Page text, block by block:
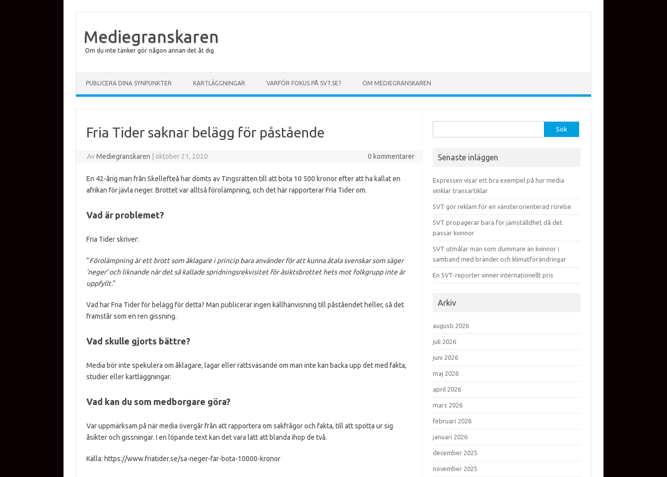
Mediegranskaren
Om du inte tänker gör någon annan det åt dig
PUBLICERA DINA SYNPUNKTER KARTLÄGGNINGAR VARFÖR FOKUS PÅ SVT.SE? OM MEDIEGRANSKAREN
Fria Tider saknar belägg för påstående
AvMediegranskaren oktober 21, 2020 0 kommentarer
En 42-årig man från Skellefteå har dömts av Tingsrätten till att böta 10 500 kronor efter att ha kallat en
afrikan för jävla neger. Brottet var alltså förolämpning, och det här rapporterar Fria Tider om.
Vad är problemet?
Fria Tider skriver:
”Förolämpning är ett brott som åklagare i princip bara använder för att kunna åtala svenskar som säger
’neger’ och liknande när det så kallade spridningsrekvisitet för åsiktsbrottet hets mot folkgrupp inte är
uppfyllt.”
Vad har Fria Tider för belägg för detta? Man publicerar ingen källhänvisning till påståendet heller, så det
framstår som en ren gissning.
Vad skulle gjorts bättre?
Media bör inte spekulera om åklagare, lagar eller rättsväsande om man inte kan backa upp det med fakta,
studier eller kartläggningar.
Vad kan du som medborgare göra?
Var uppmärksam på när media övergår från att rapportera om sakfrågor och fakta, till att spotta ur sig
åsikter och gissningar. I en löpande text kan det vara lätt att blanda ihop de två.
Källa: https://www.friatider.se/sa-neger-far-bota-10000-kronor
Senaste inläggen
Expressen visar ett bra exempel på hur media
vinklar transartiklar
SVT gör reklam för en vänsterorienterad rörelse
SVT propagerar bara för jämställdhet då det
passar kvinnor
SVT utmålar män som dummare än kvinnor i
samband med bränder och klimatförändringar
En SVT-reporter vinner internationellt pris
Arkiv
augusti 2026
juli 2026
juni 2026
maj 2026
april 2026
mars 2026
februari 2026
januari 2026
december 2025
november 2025